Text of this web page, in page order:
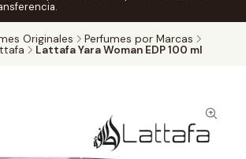
Originales
Perfumes por Marcas
Lattafa Yara Woman EDP 100 ml